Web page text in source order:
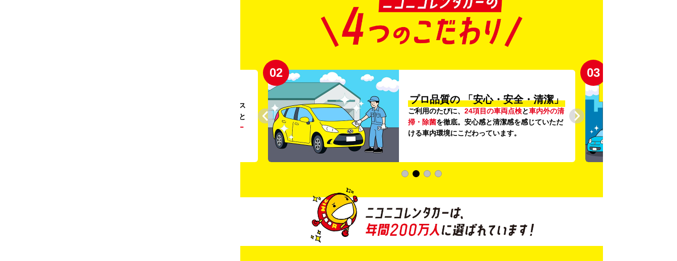
。ガソリンス
タンドや整備工場の既存インフラを活用すること
リー
02
プロ品質の 「安心・安全・清潔」
ご利用のたびに、 24項目の車両点検と車内外の清
掃・除菌を徹底。安心感と清潔感を感じていただ
ける車内環境にこだわっています。
03